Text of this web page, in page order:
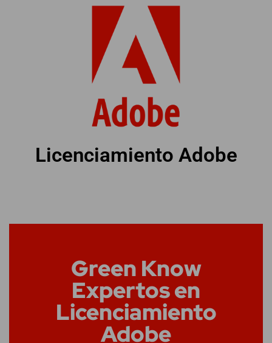
Licenciamiento Adobe
Green Know
Expertos en
Licenciamiento
Adobe